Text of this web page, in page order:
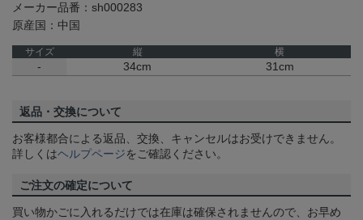
メーカー品番：sh000283
原産国：中国
サイズ 縦 横
- 34cm 31cm
返品・交換について
お客様都合による返品、交換、キャンセルはお受けできません。
詳しくはヘルプページをご確認ください。
ご注文の確定について
買い物かごに入れるだけでは在庫は確保されませんので、お早め